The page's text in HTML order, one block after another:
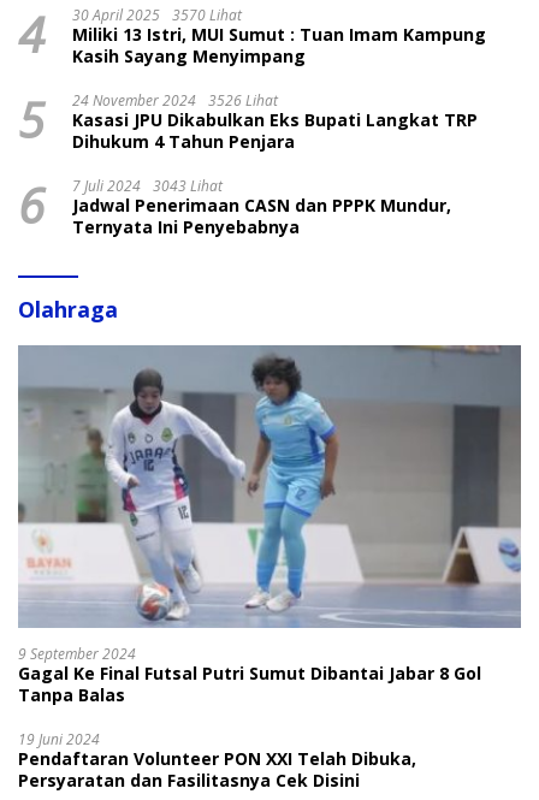
4 30 April 2025 3570 Lihat
Miliki 13 Istri, MUI Sumut : Tuan Imam Kampung
Kasih Sayang Menyimpang
5 24 November 2024 3526 Lihat
Kasasi JPU Dikabulkan Eks Bupati Langkat TRP
Dihukum 4 Tahun Penjara
6 7 Juli 2024 3043 Lihat
Jadwal Penerimaan CASN dan PPPK Mundur,
Ternyata Ini Penyebabnya
Olahraga
9 September 2024
Gagal Ke Final Futsal Putri Sumut Dibantai Jabar 8 Gol
Tanpa Balas
19 Juni 2024
Pendaftaran Volunteer PON XXI Telah Dibuka,
Persyaratan dan Fasilitasnya Cek Disini